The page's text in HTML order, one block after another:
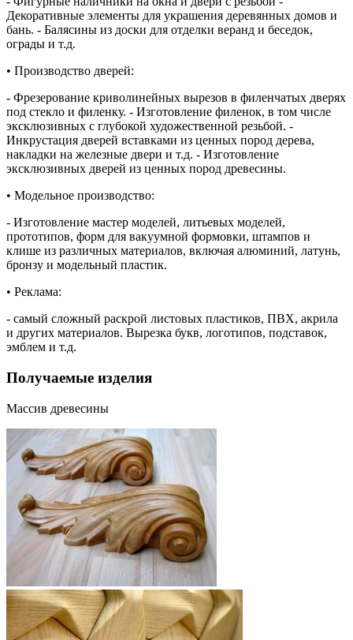
Декоративные элементы для украшения деревянных домов и
бань. - Балясины из доски для отделки веранд и беседок,
ограды и т.д.
• Производство дверей:
- Фрезерование криволинейных вырезов в филенчатых дверях
под стекло и филенку. - Изготовление филенок, в том числе
эксклюзивных с глубокой художественной резьбой. -
Инкрустация дверей вставками из ценных пород дерева,
накладки на железные двери и т.д. - Изготовление
эксклюзивных дверей из ценных пород древесины.
• Модельное производство:
- Изготовление мастер моделей, литьевых моделей,
прототипов, форм для вакуумной формовки, штампов и
клише из различных материалов, включая алюминий, латунь,
бронзу и модельный пластик.
• Реклама:
- самый сложный раскрой листовых пластиков, ПВХ, акрила
и других материалов. Вырезка букв, логотипов, подставок,
эмблем и т.д.
Получаемые изделия
Массив древесины